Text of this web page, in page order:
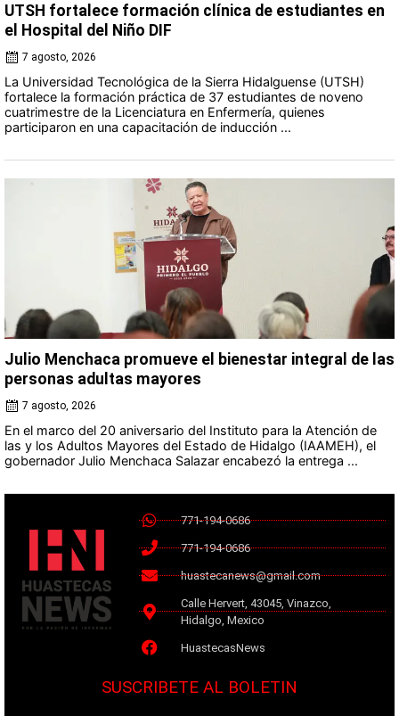
UTSH fortalece formación clínica de estudiantes en
el Hospital del Niño DIF
7 agosto, 2026
La Universidad Tecnológica de la Sierra Hidalguense (UTSH)
fortalece la formación práctica de 37 estudiantes de noveno
cuatrimestre de la Licenciatura en Enfermería, quienes
participaron en una capacitación de inducción ...
Julio Menchaca promueve el bienestar integral de las
personas adultas mayores
7 agosto, 2026
En el marco del 20 aniversario del Instituto para la Atención de
las y los Adultos Mayores del Estado de Hidalgo (IAAMEH), el
gobernador Julio Menchaca Salazar encabezó la entrega ...
771-194-0686
771-194-0686
huastecanews@gmail.com
Calle Hervert, 43045, Vinazco,
Hidalgo, Mexico
HuastecasNews
SUSCRIBETE AL BOLETIN